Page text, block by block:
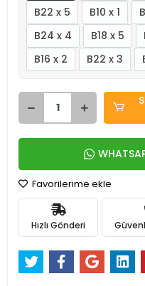
B22 x 5
B10 x 1
B24 x 4
B18 x 5
B16 x 2
B22 x 3
Favorilerime ekle
Hızlı Gönderi